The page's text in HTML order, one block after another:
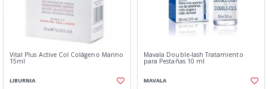
Vital Plus Active Col Colágeno Marino
15ml
LIBURNIA
Mavala Double-lash Tratamiento
para Pestañas 10 ml
MAVALA